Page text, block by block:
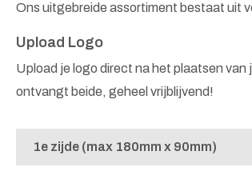
Ons uitgebreide assortiment bestaat uit
Upload Logo
Upload je logo direct na het plaatsen
ontvangt beide, geheel vrijblijvend!
1e zijde (max 180mm x 90mm)